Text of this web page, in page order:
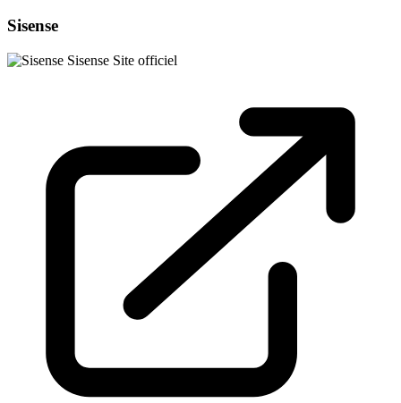
Sisense
Sisense Site officiel